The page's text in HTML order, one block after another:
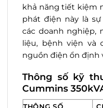
khả năng tiết kiệm
phát điện này là
các doanh nghiệp,
liệu, bệnh viện và
nguồn điện ổn định
Thông số kỹ
Cummins